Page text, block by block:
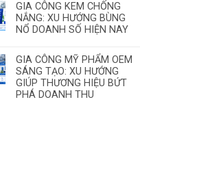
GIA CÔNG KEM CHỐNG
NẮNG: XU HƯỚNG BÙNG
NỔ DOANH SỐ HIỆN NAY
GIA CÔNG MỸ PHẨM OEM
SÁNG TẠO: XU HƯỚNG
GIÚP THƯƠNG HIỆU BỨT
PHÁ DOANH THU